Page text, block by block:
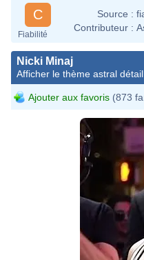
C
Fiabilité
Source :
Contributeur :
Nicki Minaj
Afficher le thème astral
Ajouter aux favoris (873